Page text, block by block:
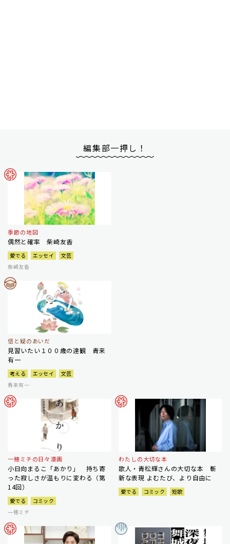
編集部一押し！
季節の地図
偶然と確率 柴崎友香
愛でる エッセイ
文芸
柴崎友香
信と疑のあいだ
見習いたい１００歳の達観 青来
有一
考える エッセイ
文芸
青来有一
一穂ミチの日々漫画
小日向まるこ「あかり」 持ち寄
った寂しさが温もりに変わる（第
14回）
愛でる
コミック
一穂ミチ
わたしの大切な本
歌人・青松輝さんの大切な本 斬
新な表現 よむたび、より自由に
愛でる コミック 短歌